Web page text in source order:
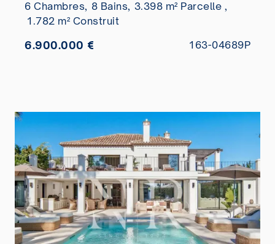
6 Chambres, 8 Bains, 3.398 m² Parcelle ,
1.782 m² Construit
6.900.000 € 163-04689P